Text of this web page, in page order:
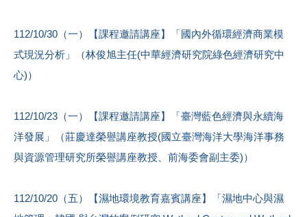
112/10/30（一）【課程邀請講座】「國內外循環經濟商業模
式現況分析」（林俊旭主任(中華經濟研究院綠色經濟研究中
心)）
112/10/23（一）【課程邀請講座】「臺灣藍色經濟與永續海
洋發展」（莊慶達榮譽講座教授(國立臺灣海洋大學海洋事務
與資源管理研究所榮譽講座教授、前海委會副主委)）
112/10/20（五）【濕地環境教育嘉賓講座】「濕地中心與濕